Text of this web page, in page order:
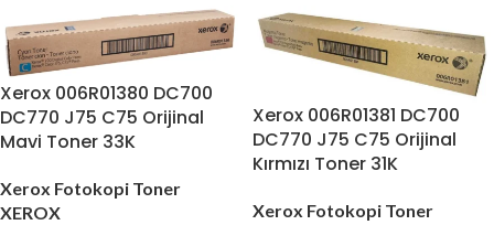
Xerox 006R01380 DC700
DC770 J75 C75 Orijinal
Mavi Toner 33K
Xerox Fotokopi Toner
XEROX
Xerox 006R01381 DC700
DC770 J75 C75 Orijinal
Kırmızı Toner 31K
Xerox Fotokopi Toner